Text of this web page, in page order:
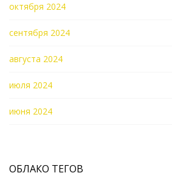
октября 2024
сентября 2024
августа 2024
июля 2024
июня 2024
ОБЛАКО ТЕГОВ